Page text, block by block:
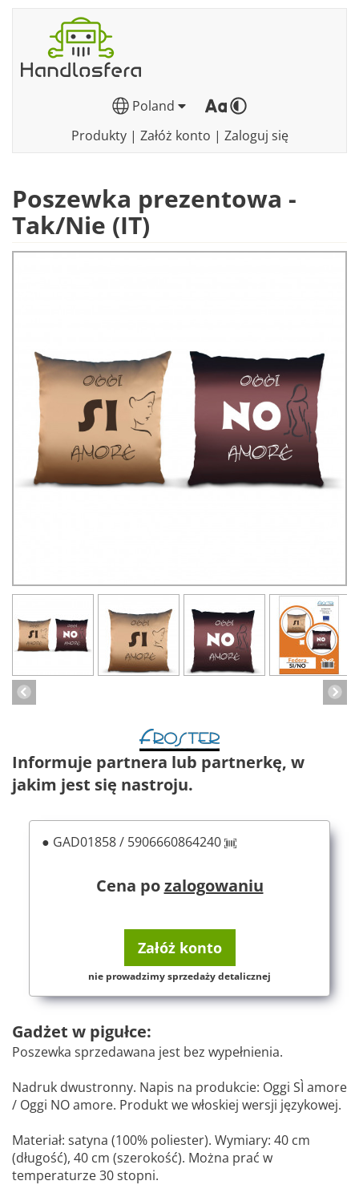
Poland
Produkty| Załóż konto | Zaloguj się
Poszewka prezentowa -
Tak/Nie (IT)
Informuje partnera lub partnerkę, w
jakim jest się nastroju.
● GAD01858 / 5906660864240
Cena pozalogowaniu
Załóż konto
nie prowadzimy sprzedaży detalicznej
Gadżet w pigułce:
Poszewka sprzedawana jest bez wypełnienia.
Nadruk dwustronny. Napis na produkcie: Oggi SÌ amore
/ Oggi NO amore. Produkt we włoskiej wersji językowej.
Materiał: satyna (100% poliester). Wymiary: 40 cm
(długość), 40 cm (szerokość). Można prać w
temperaturze 30 stopni.